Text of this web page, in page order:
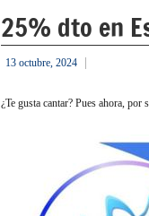
25% dto en
13 octubre, 2024
¿Te gusta cantar? Pues ahora,